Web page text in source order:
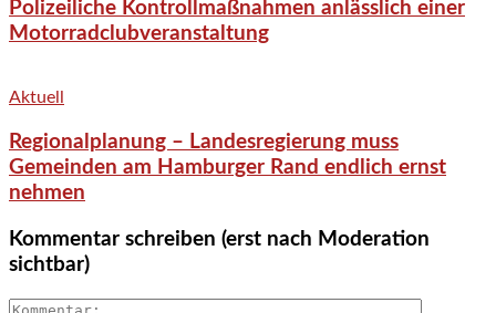
Polizeiliche Kontrollmaßnahmen anlässlich einer
Motorradclubveranstaltung
Aktuell
Regionalplanung – Landesregierung muss
Gemeinden am Hamburger Rand endlich ernst
nehmen
Kommentar schreiben (erst nach Moderation
sichtbar)